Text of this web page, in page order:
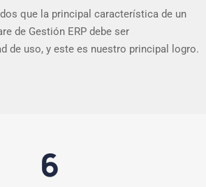
que la principal característica de un
de Gestión ERP debe ser
de uso, y este es nuestro principal logro.
6